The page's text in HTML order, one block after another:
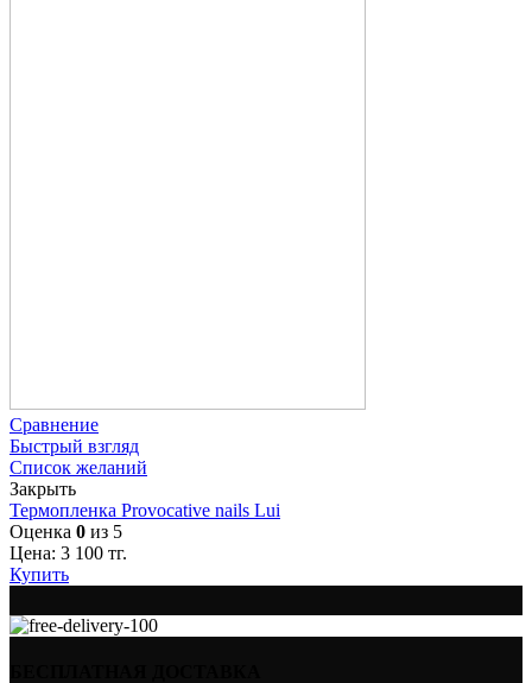
Сравнение
Быстрый взгляд
Список желаний
Закрыть
Термопленка Provocative nails Lui
Оценка 0 из 5
Цена: 3 100 тг.
Купить